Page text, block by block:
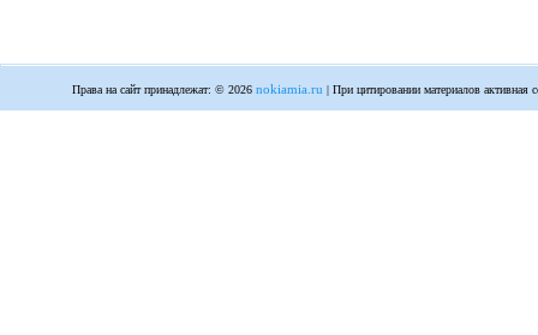
Права на сайт принадлежат: © 2026 nokiamia.ru | При цитировании материалов активная